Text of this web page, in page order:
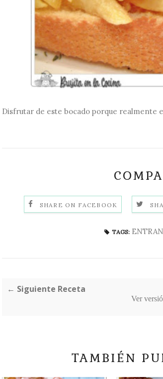
Disfrutar de este bocado porque realmente
SHARE ON FACEBOOK
TAGS:
← Siguiente Receta
Ver
TAMBIÉN